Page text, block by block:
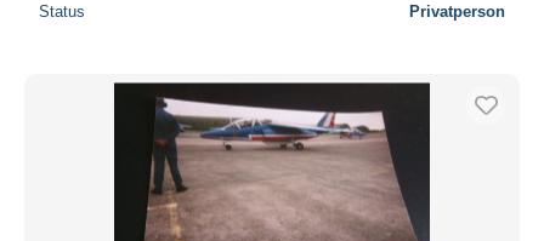
Status Privatperson